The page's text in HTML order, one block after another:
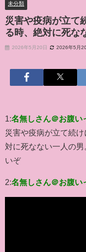
未分類
災害や疫病が立て
る時、絶対に死な
2026年5月20日 2026年5月
1:名無しさん＠お腹い
災害や疫病が立て続
対に死なない一人の男
いぞ
2:名無しさん＠お腹い